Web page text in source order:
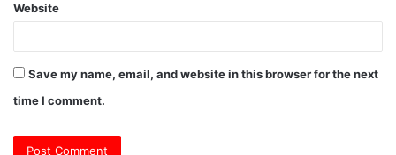
Website
Save my name, email, and website in this browser for the next
time I comment.